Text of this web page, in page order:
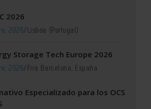
2026
2026/Lisboa (Portugal)
Storage Tech Europe 2026
2026/Fira Barcelona, España
Especializado para los OCS